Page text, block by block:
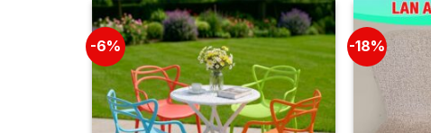
-6% -18%